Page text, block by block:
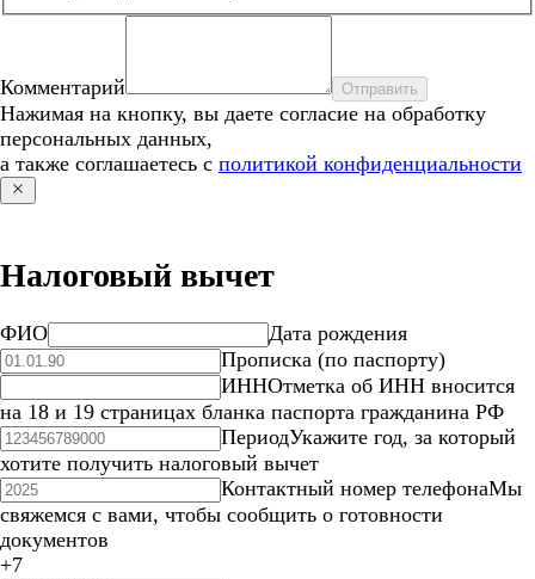
Комментарий Отправить
Нажимая на кнопку, вы даете согласие на обработку
персональных данных,
а также соглашаетесь с политикой конфиденциальности
Налоговый вычет
ФИО
Дата рождения
Прописка (по паспорту)
ИННОтметка об ИНН вносится
на 18 и 19 страницах бланка паспорта гражданина РФ
ПериодУкажите год, за который
хотите получить налоговый вычет
Контактный номер телефонаМы
свяжемся с вами, чтобы сообщить о готовности
документов
+7